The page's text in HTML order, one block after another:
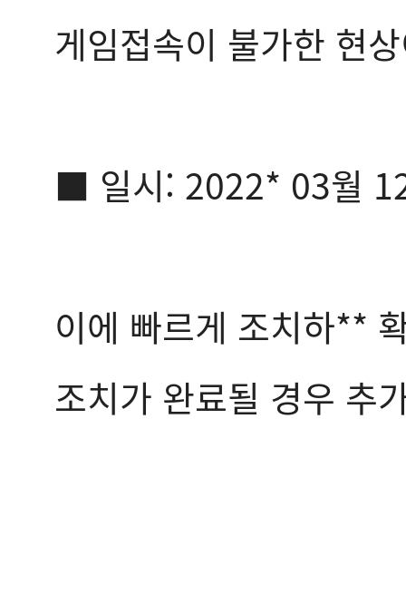
게임접속이 불가한 현
■ 일시: 2022* 03월
이에 빠르게 조치하**
조치가 완료될 경우 추